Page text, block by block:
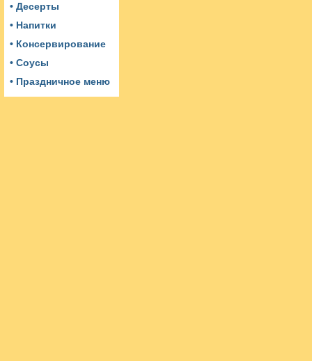
• Десерты
• Напитки
• Консервирование
• Соусы
• Праздничное меню